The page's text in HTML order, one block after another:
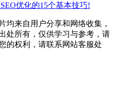
优化的15个基本技巧!
均来自用户分享和网络收集，
处所有，仅供学习与参考，请
的权利，请联系网站客服处